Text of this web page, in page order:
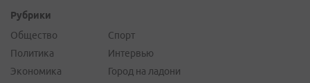
Рубрики
Общество
Политика
Экономика
Спорт
Интервью
Город на ладони